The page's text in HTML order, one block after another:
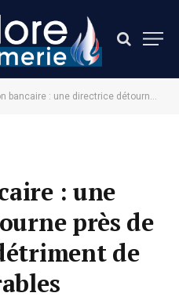
: une directrice détourne près de 400 000 € au détriment de clients vulnérables
: une
près de
de